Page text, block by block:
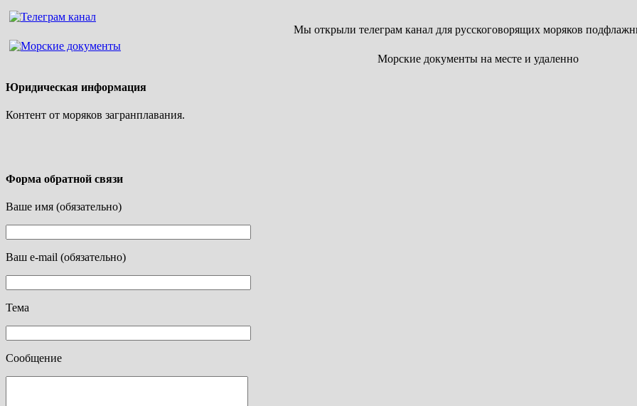
Мы открыли телеграм канал для русскоговорящих моряков
Морские документы на месте и удаленно
Юридическая информация
Контент от моряков загранплавания.
Форма обратной связи
Ваше имя (обязательно)
Ваш e-mail (обязательно)
Тема
Сообщение